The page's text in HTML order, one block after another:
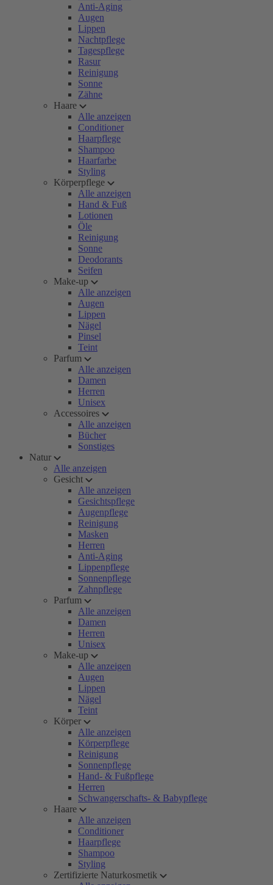
Anti-Aging
Augen
Lippen
Nachtpflege
Tagespflege
Rasur
Reinigung
Sonne
Zähne
Haare
Alle anzeigen
Conditioner
Haarpflege
Shampoo
Haarfarbe
Styling
Körperpflege
Alle anzeigen
Hand & Fuß
Lotionen
Öle
Reinigung
Sonne
Deodorants
Seifen
Make-up
Alle anzeigen
Augen
Lippen
Nägel
Pinsel
Teint
Parfum
Alle anzeigen
Damen
Herren
Unisex
Accessoires
Alle anzeigen
Bücher
Sonstiges
Natur
Alle anzeigen
Gesicht
Alle anzeigen
Gesichtspflege
Augenpflege
Reinigung
Masken
Herren
Anti-Aging
Lippenpflege
Sonnenpflege
Zahnpflege
Parfum
Alle anzeigen
Damen
Herren
Unisex
Make-up
Alle anzeigen
Augen
Lippen
Nägel
Teint
Körper
Alle anzeigen
Körperpflege
Reinigung
Sonnenpflege
Hand- & Fußpflege
Herren
Schwangerschafts- & Babypflege
Haare
Alle anzeigen
Conditioner
Haarpflege
Shampoo
Styling
Zertifizierte Naturkosmetik